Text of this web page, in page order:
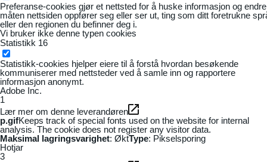
Preferanse-cookies gjør et nettsted for å huske informasjon og
måten nettsiden oppfører seg eller ser ut, ting som ditt foretrukne
eller den regionen du befinner deg i.
Vi bruker ikke denne typen cookies
Statistikk 16
Statistikk-cookies hjelper eiere til å forstå hvordan besøkende
kommuniserer med nettsteder ved å samle inn og rapportere
informasjon anonymt.
Adobe Inc.
1
Lær mer om denne leverandøren
p.gifKeeps track of special fonts used on the website for internal
analysis. The cookie does not register any visitor data.
Maksimal lagringsvarighet: ØktType: Pikselsporing
Hotjar
3